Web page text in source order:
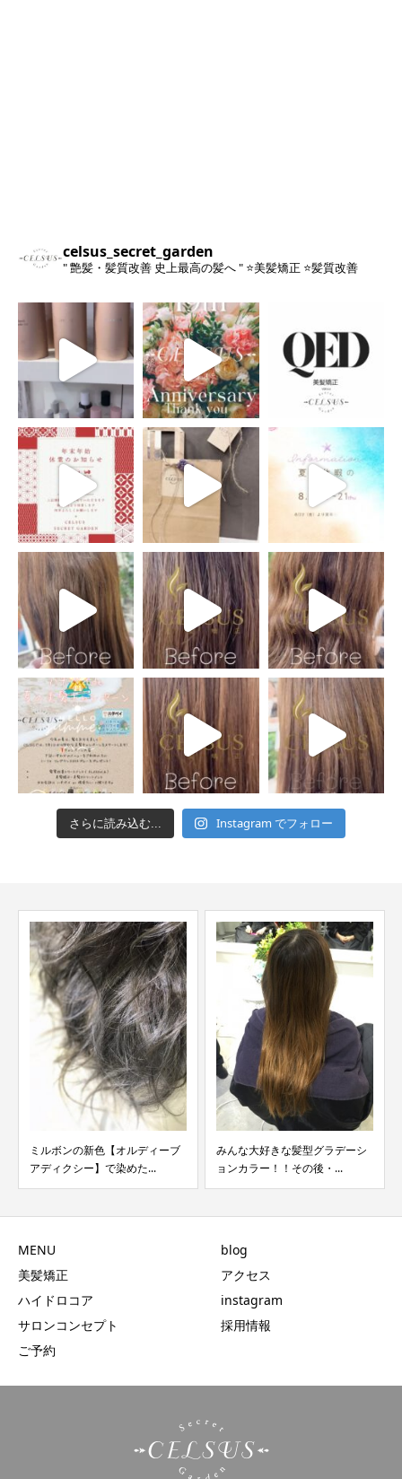
celsus_secret_garden
" 艶髪・髪質改善 史上最高の髪へ " ⭐️美髪矯正 ⭐️髪質改善
さらに読み込む... Instagram でフォロー
ミルボンの新色【オルディーブ
アディクシー】で染めた...
みんな大好きな髪型グラデーシ
ョンカラー！！その後・...
MENU
美髪矯正
ハイドロコア
サロンコンセプト
ご予約
blog
アクセス
instagram
採用情報